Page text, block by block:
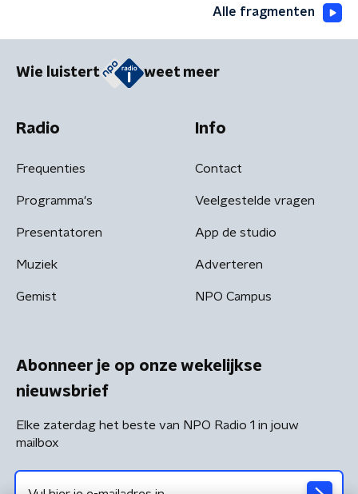
Alle fragmenten
Wie luistert weet meer
Radio
Frequenties
Programma's
Presentatoren
Muziek
Gemist
Info
Contact
Veelgestelde vragen
App de studio
Adverteren
NPO Campus
Abonneer je op onze wekelijkse
nieuwsbrief
Elke zaterdag het beste van NPO Radio 1 in jouw
mailbox